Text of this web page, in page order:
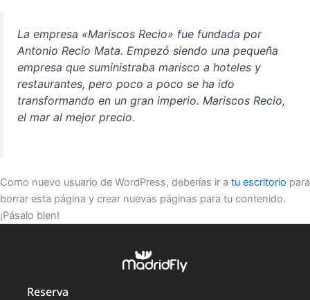
La empresa «Mariscos Recio» fue fundada por
Antonio Recio Mata. Empezó siendo una pequeña
empresa que suministraba marisco a hoteles y
restaurantes, pero poco a poco se ha ido
transformando en un gran imperio. Mariscos Recio,
el mar al mejor precio.
Como nuevo usuario de WordPress, deberías ir a tu escritorio para
borrar esta página y crear nuevas páginas para tu contenido.
¡Pásalo bien!
Reserva